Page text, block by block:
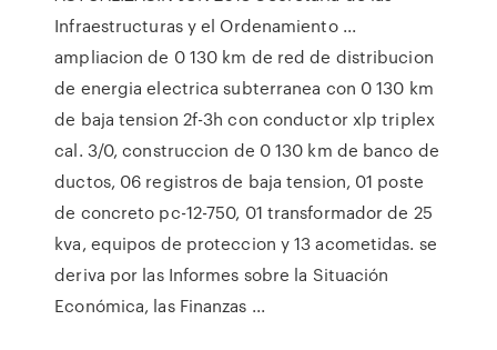
Infraestructuras y el Ordenamiento ...
ampliacion de 0 130 km de red de distribucion
de energia electrica subterranea con 0 130 km
de baja tension 2f-3h con conductor xlp triplex
cal. 3/0, construccion de 0 130 km de banco de
ductos, 06 registros de baja tension, 01 poste
de concreto pc-12-750, 01 transformador de 25
kva, equipos de proteccion y 13 acometidas. se
deriva por las Informes sobre la Situación
Económica, las Finanzas ...